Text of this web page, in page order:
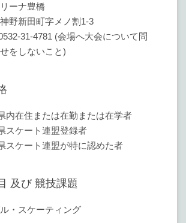
ーナ豊橋
野新田町字メノ割1-3
31-4781 (会場へ大会について問
をしないこと)
内在住または在勤または在学者
スケート連盟登録者
スケート連盟が特に認めた者
及び 競技課題
・スケーティング